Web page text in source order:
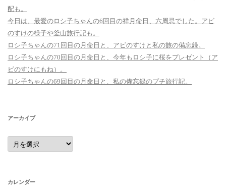
配も。
今日は、最愛のロシ子ちゃんの6回目の祥月命日、六周忌でした。アビ
のすけの様子や釜山旅行記も。
ロシ子ちゃんの71回目の月命日と、アビのすけと私の旅の備忘録。
ロシ子ちゃんの70回目の月命日と、今年もロシ子に桜をプレゼント（ア
ビのすけにもね）。
ロシ子ちゃんの69回目の月命日と、私の備忘録のプチ旅行記。
アーカイブ
ア
ー
カ
カレンダー